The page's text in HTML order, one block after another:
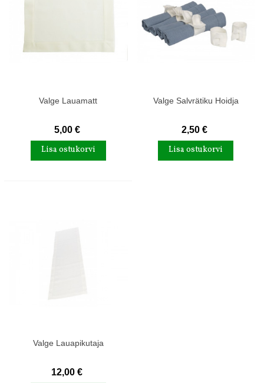
Valge Lauamatt
5,00 €
Lisa ostukorvi
Valge Salvrätiku Hoidja
2,50 €
Lisa ostukorvi
Valge Lauapikutaja
12,00 €